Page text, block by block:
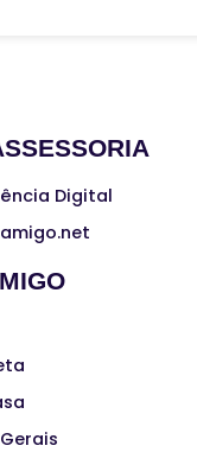
Digital